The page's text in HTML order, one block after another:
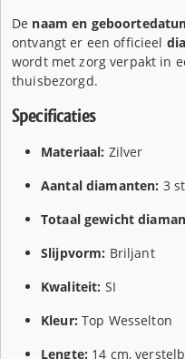
De naam en
ontvangt er een officieel
wordt met zorg verpakt in
thuisbezorgd.
Specificaties
Materiaal: Zilver
Aantal diamanten: 3
Totaal gewicht
Slijpvorm: Briljant
Kwaliteit: SI
Kleur: Top Wesselton
Lengte: 14 cm,